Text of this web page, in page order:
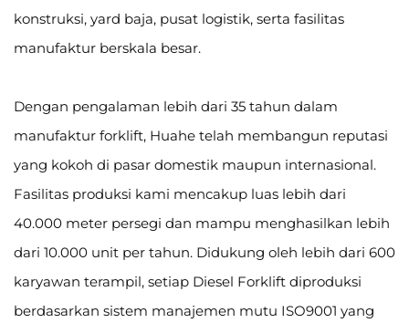
konstruksi, yard baja, pusat logistik, serta fasilitas
manufaktur berskala besar.
Dengan pengalaman lebih dari 35 tahun dalam
manufaktur forklift, Huahe telah membangun reputasi
yang kokoh di pasar domestik maupun internasional.
Fasilitas produksi kami mencakup luas lebih dari
40.000 meter persegi dan mampu menghasilkan lebih
dari 10.000 unit per tahun. Didukung oleh lebih dari 600
karyawan terampil, setiap Diesel Forklift diproduksi
berdasarkan sistem manajemen mutu ISO9001 yang